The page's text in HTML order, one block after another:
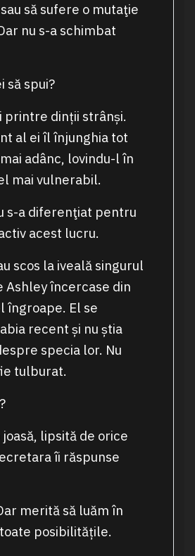
să sufere o mutaţie
nu s-a schimbat
să spui?
printre dinții strânși.
al ei îl înjunghia tot
adânc, lovindu-l în
mai vulnerabil.
s-a diferenţiat pentru
acest lucru.
scos la iveală singurul
Ashley încercase din
îngroape. El se
recent și nu știa
specia lor. Nu
tulburat.
lipsită de orice
îi răspunse
merită să luăm în
posibilitățile.